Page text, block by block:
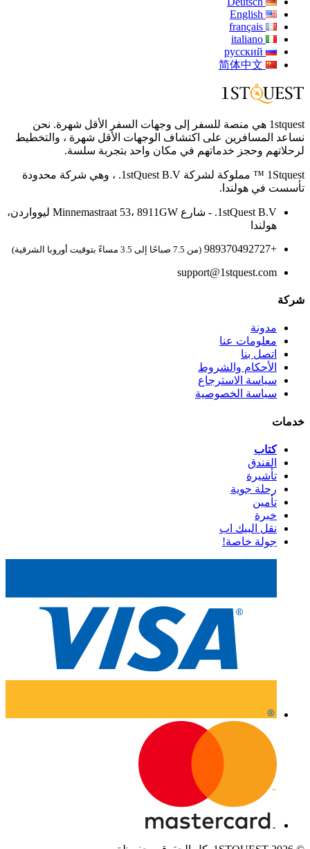
1stquest هي منصة للسفر إلى وجهات السفر الأقل شهرة. نحن
نساعد المسافرين على اكتشاف الوجهات الأقل شهرة ، والتخطيط
لرحلاتهم وحجز خدماتهم في مكان واحد بتجربة سلسة.
1Stquest ™ مملوكة لشركة 1stQuest B.V. ، وهي شركة محدودة
تأسست في هولندا.
1stQuest B.V. - شارع Minnemastraat 53، 8911GW ليوواردن،
هولندا
+989370492727
(من 7.5 صباحًا إلى 3.5 مساءً بتوقيت أوروبا الشرقية)
support@1stquest.com
شركة
مدونة
معلومات عنا
اتصل بنا
الأحكام والشروط
سياسة الاسترجاع
سياسة الخصوصية
خدمات
كتاب
الفندق
تأشيرة
رحلة جوية
تأمين
خبرة
نقل البيك اب
جولة خاصة!